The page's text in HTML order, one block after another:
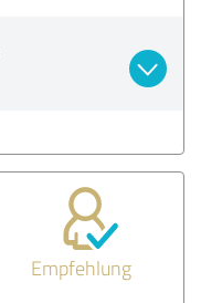
Empfehlung